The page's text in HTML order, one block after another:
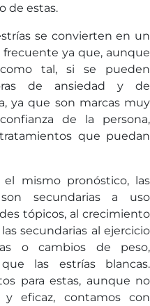
de estas.
se convierten en un
ya que, aunque
tal, si se pueden
de ansiedad y de
ya que son marcas muy
de la persona,
que puedan
mismo pronóstico, las
secundarias a uso
tópicos, al crecimiento
secundarias al ejercicio
o cambios de peso,
las estrías blancas.
para estas, aunque no
eficaz, contamos con